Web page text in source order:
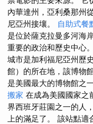
內華達州，亞利桑那州
尼亞州接壤。 自助式餐
是位於薩克拉曼多河海
重要的政治和歷史中心。
城市是加利福尼亞州歷
館）的所在地，該博物
是美國最大的博物館之
搬家 在成為美國國家之
界西班牙莊園之一的人
上的滿足了。 該站點適